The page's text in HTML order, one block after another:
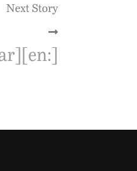
Next Story
[:en]Grilled chicken slices[:ar]شرائح دجاج جريل[:zh]烤鸡片[:]